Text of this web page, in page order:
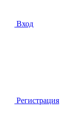
Вход
Регистрация